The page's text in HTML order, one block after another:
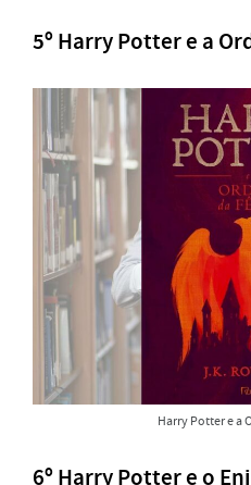
5º Harry Potter e a
Harry Potter e a
6º Harry Potter e o